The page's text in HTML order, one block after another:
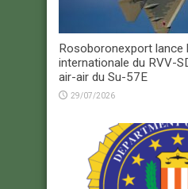
Rosoboronexport lance
internationale du RVV-
air-air du Su-57E
29/07/2026